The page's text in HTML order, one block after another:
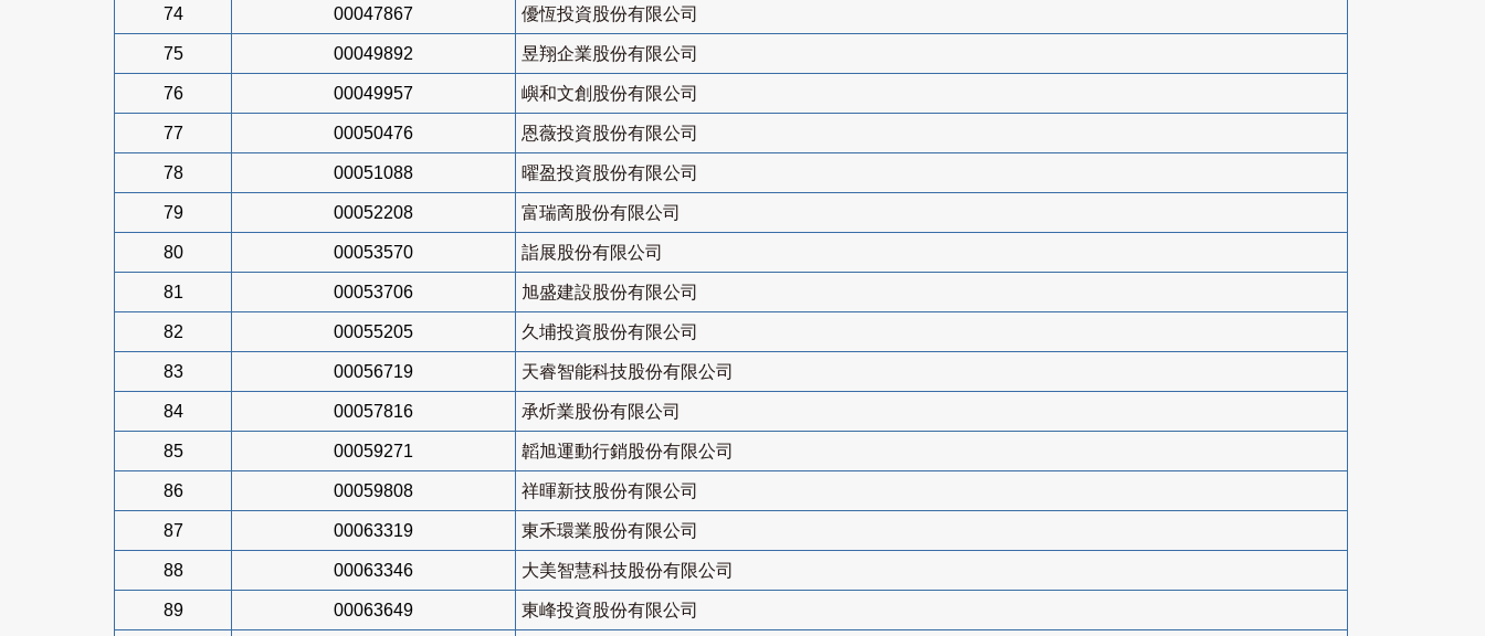
74 00047867 優恆投資股份有限公司
75 00049892 昱翔企業股份有限公司
76 00049957 嶼和文創股份有限公司
77 00050476 恩薇投資股份有限公司
78 00051088 曜盈投資股份有限公司
79 00052208 富瑞啇股份有限公司
80 00053570 詣展股份有限公司
81 00053706 旭盛建設股份有限公司
82 00055205 久埔投資股份有限公司
83 00056719 天睿智能科技股份有限公司
84 00057816 承炘業股份有限公司
85 00059271 韜旭運動行銷股份有限公司
86 00059808 祥暉新技股份有限公司
87 00063319 東禾環業股份有限公司
88 00063346 大美智慧科技股份有限公司
89 00063649 東峰投資股份有限公司